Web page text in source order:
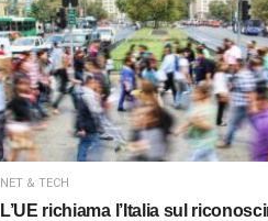
NET & TECH
L’UE richiama l’Italia sul